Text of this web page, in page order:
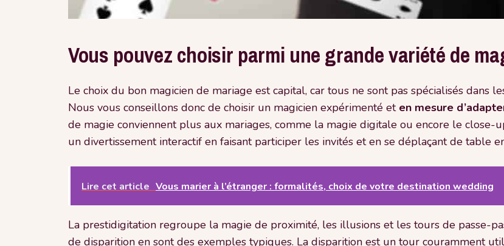
Vous pouvez choisir parmi une grande variété de
Le choix du bon magicien de mariage est capital, car tous ne sont pas spécialisés dans
Nous vous conseillons donc de choisir un magicien expérimenté et en mesure
de magie conviennent plus aux mariages, comme la magie digitale ou encore le
un divertissement interactif en faisant participer les invités et en se déplaçant de table
Lire cet article Vous marier à l’étranger : formalités, choix de votre destination wedding
La prestidigitation regroupe la magie de proximité, les illusions et les tours de passe-
de disparition en sont des exemples typiques. La disparition est un tour couramment